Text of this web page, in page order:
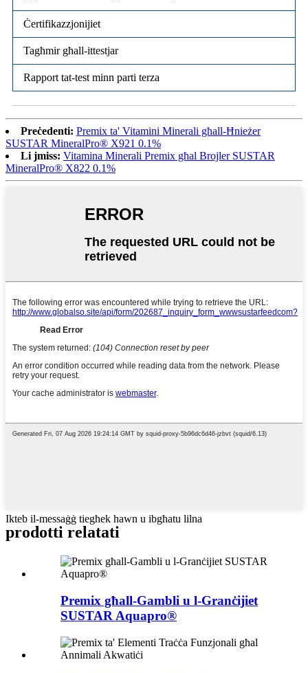
Ċertifikazzjonijiet
Tagħmir għall-ittestjar
Rapport tat-test minn parti terza
Preċedenti: Premix ta' Vitamini Minerali għall-Ħnieżer
SUSTAR MineralPro® X921 0.1%
Li jmiss: Vitamina Minerali Premix għal Brojler SUSTAR
MineralPro® X822 0.1%
Ikteb il-messaġġ tiegħek hawn u ibgħatu lilna
prodotti relatati
Premix għall-Gambli u l-Granċijiet
SUSTAR Aquapro®